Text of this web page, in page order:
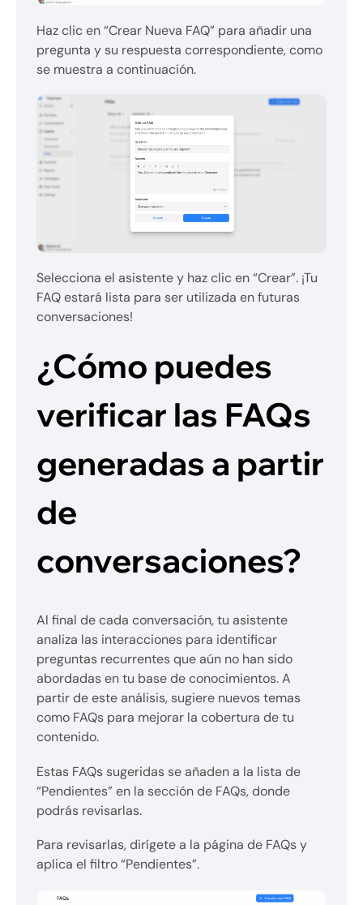
Haz clic en “Crear Nueva FAQ” para añadir una
pregunta y su respuesta correspondiente, como
se muestra a continuación.
Selecciona el asistente y haz clic en “Crear”. ¡Tu
FAQ estará lista para ser utilizada en futuras
conversaciones!
¿Cómo puedes
verificar las FAQs
generadas a partir
de
conversaciones?
Al final de cada conversación, tu asistente
analiza las interacciones para identificar
preguntas recurrentes que aún no han sido
abordadas en tu base de conocimientos. A
partir de este análisis, sugiere nuevos temas
como FAQs para mejorar la cobertura de tu
contenido.
Estas FAQs sugeridas se añaden a la lista de
“Pendientes” en la sección de FAQs, donde
podrás revisarlas.
Para revisarlas, dirígete a la página de FAQs y
aplica el filtro “Pendientes”.